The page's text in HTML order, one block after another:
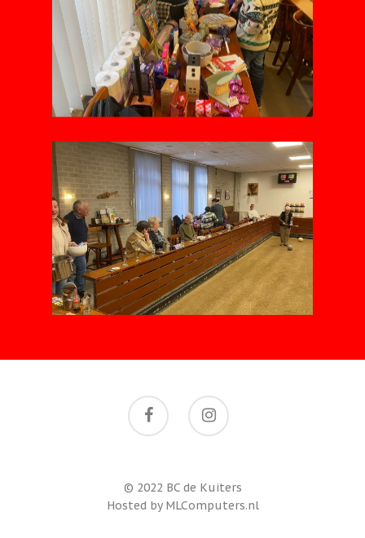
© 2022 BC de Kuiters
Hosted by MLComputers.nl